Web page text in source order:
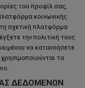
του προφίλ σας,
κοινωνικής
σχετική πλατφόρμα
την πολιτική τους
να κατανοήσετε
τα
ΔΕΔΟΜΈΝΩΝ